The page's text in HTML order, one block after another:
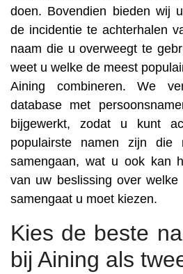
doen. Bovendien bieden wij
de incidentie te achterhalen
naam die u overweegt te
weet u welke de meest
Aining combineren. We
database met
bijgewerkt, zodat u kunt
populairste namen zijn
samengaan, wat u ook kan
van uw beslissing over
samengaat u moet kiezen.
Kies de beste
bij Aining als